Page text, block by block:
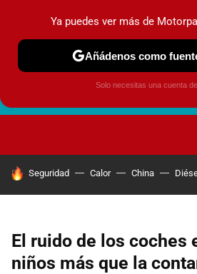
HOY SE HABLA DE
Seguridad Calor China
El ruido de los coches
niños más que la
Ya puedes ver más de
Añádenos como
Solo necesitas una cuenta